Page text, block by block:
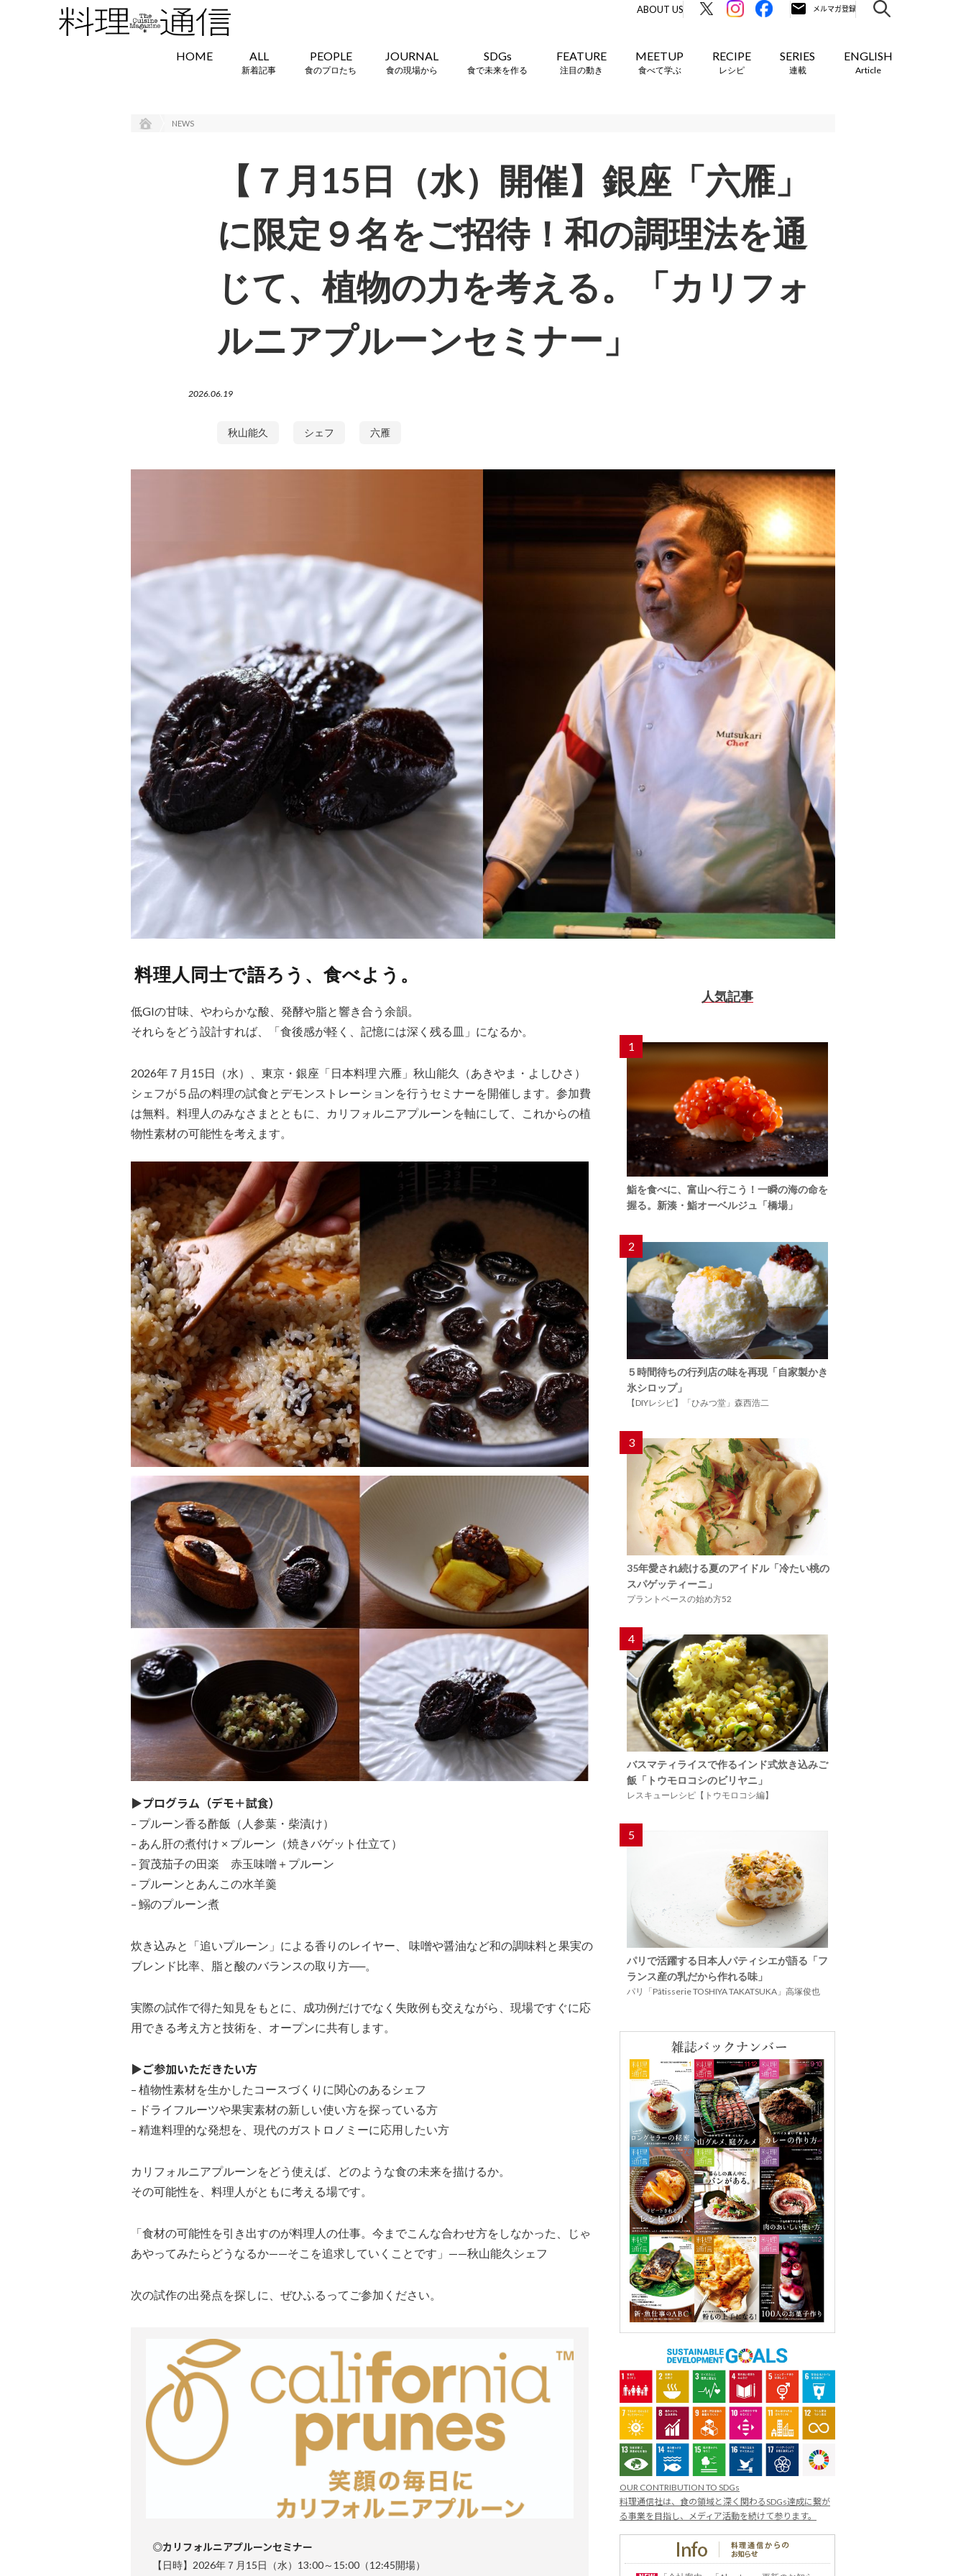
ABOUT US
HOME ALL
新着記事
PEOPLE
食のプロたち
JOURNAL
食の現場から
SDGs
食で未来を作る
FEATURE
注目の動き
MEETUP
食べて学ぶ
RECIPE
レシピ
SERIES
連載
ENGLISH
Article
NEWS
【７月15日（水）開催】銀座「六雁」
に限定９名をご招待！和の調理法を通
じて、植物の力を考える。「カリフォ
ルニアプルーンセミナー」
2026.06.19
秋山能久 シェフ 六雁
料理人同士で語ろう、食べよう。
低GIの甘味、やわらかな酸、発酵や脂と響き合う余韻。
それらをどう設計すれば、「食後感が軽く、記憶には深く残る皿」になるか。
2026年７月15日（水）、東京・銀座「日本料理 六雁」秋山能久（あきやま・よしひさ）
シェフが５品の料理の試食とデモンストレーションを行うセミナーを開催します。参加費
は無料。料理人のみなさまとともに、カリフォルニアプルーンを軸にして、これからの植
物性素材の可能性を考えます。
▶プログラム（デモ＋試食）
– プルーン香る酢飯（人参葉・柴漬け）
– あん肝の煮付け × プルーン（焼きバゲット仕立て）
– 賀茂茄子の田楽 赤玉味噌＋プルーン
– プルーンとあんこの水羊羹
– 鰯のプルーン煮
炊き込みと「追いプルーン」による香りのレイヤー、 味噌や醤油など和の調味料と果実の
ブレンド比率、脂と酸のバランスの取り方──。
実際の試作で得た知見をもとに、成功例だけでなく失敗例も交えながら、現場ですぐに応
用できる考え方と技術を、オープンに共有します。
▶ご参加いただきたい方
– 植物性素材を生かしたコースづくりに関心のあるシェフ
– ドライフルーツや果実素材の新しい使い方を探っている方
– 精進料理的な発想を、現代のガストロノミーに応用したい方
カリフォルニアプルーンをどう使えば、どのような食の未来を描けるか。
その可能性を、料理人がともに考える場です。
「食材の可能性を引き出すのが料理人の仕事。今までこんな合わせ方をしなかった、じゃ
あやってみたらどうなるか——そこを追求していくことです」——秋山能久シェフ
次の試作の出発点を探しに、ぜひふるってご参加ください。
◎カリフォルニアプルーンセミナー
【日時】 2026年７月15日（水）13:00～15:00（12:45開場）
人気記事
1
鮨を食べに、富山へ行こう！一瞬の海の命を
握る。新湊・鮨オーベルジュ「橋場」
2
５時間待ちの行列店の味を再現「自家製かき
氷シロップ」
【DIYレシピ】「ひみつ堂」森西浩二
3
35年愛され続ける夏のアイドル「冷たい桃の
スパゲッティーニ」
プラントベースの始め方52
4
バスマティライスで作るインド式炊き込みご
飯「トウモロコシのビリヤニ」
レスキューレシピ【トウモロコシ編】
5
パリで活躍する日本人パティシエが語る「フ
ランス産の乳だから作れる味」
パリ「Pâtisserie TOSHIYA TAKATSUKA」高塚俊也
OUR CONTRIBUTION TO SDGs
料理通信社は、食の領域と深く関わるSDGs達成に繋が
る事業を目指し、メディア活動を続けて参ります。